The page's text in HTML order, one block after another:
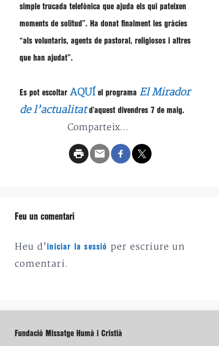
simple trucada telefònica que ajuda els qui pateixen
moments de solitud”. Ha donat finalment les gràcies
“als voluntaris, agents de pastoral, religiosos i altres
que han ajudat”.
Es pot escoltar AQUÍ el programa El Mirador
de l’actualitatd’aquest divendres 7 de maig.
Comparteix...
Feu un comentari
Heu d'iniciar la sessió
per escriure un
comentari.
Fundació Missatge Humà i Cristià